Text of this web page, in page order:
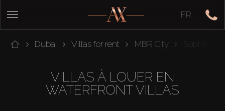
FR
Dubai Villas for rent MBR City Sobha
VILLAS À LOUER EN
WATERFRONT VILLAS